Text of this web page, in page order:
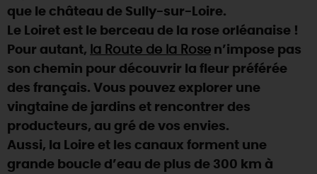
CE WEEK-END
CETTE SEMAINE
TOUT L'AGENDA
que le château de Sully-sur-Loire.
Le Loiret est le berceau de la rose orléanaise !
Pour autant, la Route de la Rose n’impose pas
son chemin pour découvrir la fleur préférée
des français. Vous pouvez explorer une
vingtaine de jardins et rencontrer des
producteurs, au gré de vos envies.
Aussi, la Loire et les canaux forment une
grande boucle d’eau de plus de 300 km à